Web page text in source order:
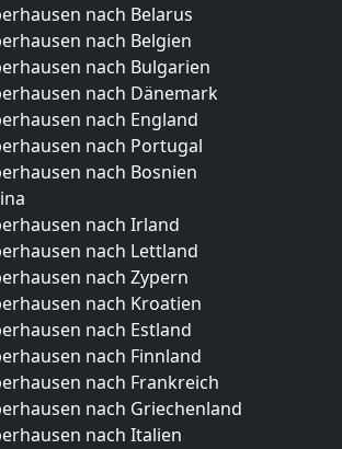
nach Belarus
nach Belgien
nach Bulgarien
nach Dänemark
nach England
nach Portugal
nach Bosnien
nach Irland
nach Lettland
nach Zypern
nach Kroatien
nach Estland
nach Finnland
nach Frankreich
nach Griechenland
nach Italien